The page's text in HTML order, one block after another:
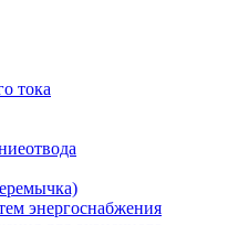
тока
энергоснабжения